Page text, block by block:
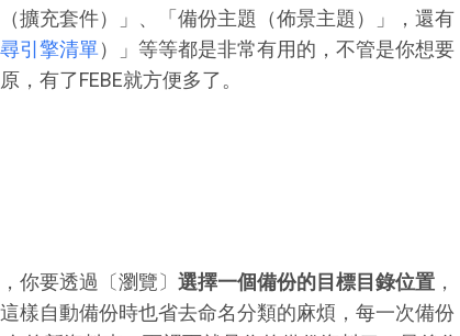
擴充套件）」、「備份主題（佈景主題）」，還有
引擎清單）」等等都是非常有用的，不管是你想要
，有了FEBE就方便多了。
你要透過〔瀏覽〕 選擇一個備份的目標目錄位置 ，
樣自動備份時也省去命名分類的麻煩，每一次備份